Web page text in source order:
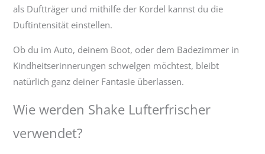
als Duftträger und mithilfe der Kordel kannst du die
Duftintensität einstellen.
Ob du im Auto, deinem Boot, oder dem Badezimmer in
Kindheitserinnerungen schwelgen möchtest, bleibt
natürlich ganz deiner Fantasie überlassen.
Wie werden Shake Lufterfrischer
verwendet?